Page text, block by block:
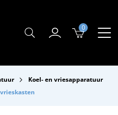
0
Koel- en vriesapparatuur